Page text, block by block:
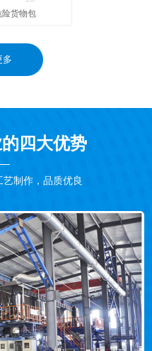
险货物包
多
四大优势
制作，品质优良